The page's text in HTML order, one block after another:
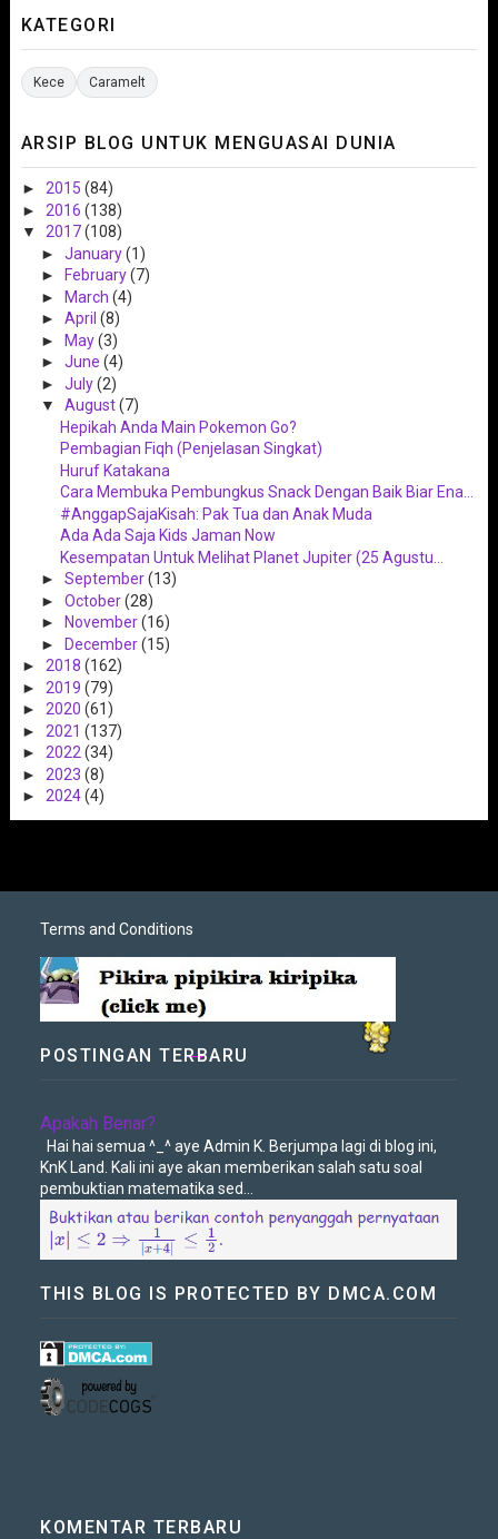
KATEGORI
Kece Caramelt
ARSIP BLOG UNTUK MENGUASAI DUNIA
► 2015 (84)
► 2016 (138)
▼ 2017(108)
► January(1)
►
February(7)
► March (4)
► April (8)
► May(3)
► June (4)
► July(2)
▼ August(7)
Hepikah Anda Main Pokemon Go?
Pembagian Fiqh (Penjelasan Singkat)
Huruf Katakana
Cara Membuka Pembungkus Snack Dengan Baik Biar Ena...
#AnggapSajaKisah: Pak Tua dan Anak Muda
Ada Ada Saja Kids Jaman Now
Kesempatan Untuk Melihat Planet Jupiter (25 Agustu...
► September(13)
► October(28)
►
November(16)
► December(15)
► 2018 (162)
► 2019 (79)
► 2020 (61)
► 2021 (137)
► 2022 (34)
► 2023 (8)
► 2024(4)
Terms and Conditions
POSTINGAN TERBARU
Apakah Benar?
Hai hai semua ^_^ aye Admin K. Berjumpa lagi di blog ini,
KnK Land. Kali ini aye akan memberikan salah satu soal
pembuktian matematika sed...
THIS BLOG IS PROTECTED BY DMCA.COM
KOMENTAR TERBARU